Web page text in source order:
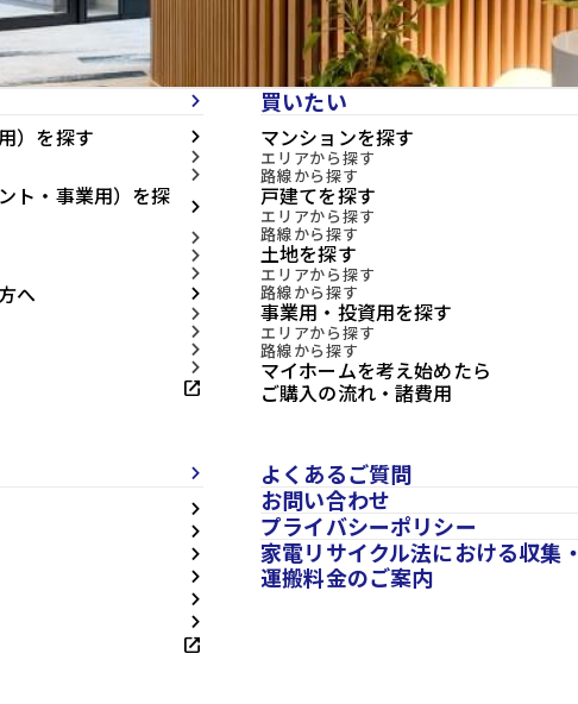
arrow_forward_ios
）を探す arrow_forward_ios
arrow_forward_ios
arrow_forward_ios
ト・事業用）を探 arrow_forward_ios
arrow_forward_ios
arrow_forward_ios
arrow_forward_ios
へ arrow_forward_ios
arrow_forward_ios
arrow_forward_ios
arrow_forward_ios
arrow_forward_ios
open_in_new
買いたい
マンションを探す
エリアから探す
路線から探す
戸建てを探す
エリアから探す
路線から探す
土地を探す
エリアから探す
路線から探す
事業用・投資用を探す
エリアから探す
路線から探す
マイホームを考え始めたら
ご購入の流れ・諸費用
arrow_forward_ios
arrow_forward_ios
arrow_forward_ios
arrow_forward_ios
arrow_forward_ios
arrow_forward_ios
arrow_forward_ios
open_in_new
よくあるご質問
お問い合わせ
プライバシーポリシー
家電リサイクル法における収集・
運搬料金のご案内